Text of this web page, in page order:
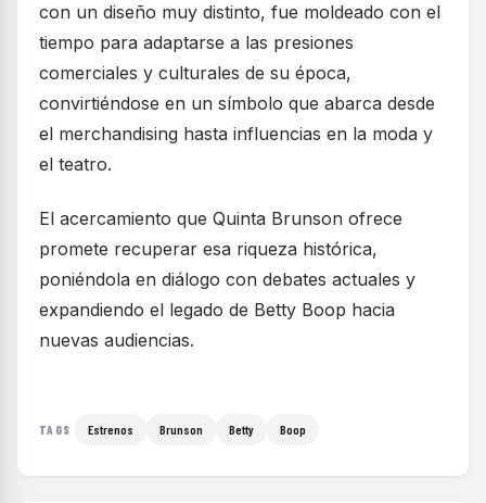
con un diseño muy distinto, fue moldeado con el
tiempo para adaptarse a las presiones
comerciales y culturales de su época,
convirtiéndose en un símbolo que abarca desde
el merchandising hasta influencias en la moda y
el teatro.
El acercamiento que Quinta Brunson ofrece
promete recuperar esa riqueza histórica,
poniéndola en diálogo con debates actuales y
expandiendo el legado de Betty Boop hacia
nuevas audiencias.
TAGS Estrenos Brunson Betty Boop